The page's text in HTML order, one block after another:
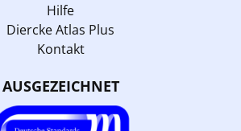
Hilfe
Diercke Atlas Plus
Kontakt
AUSGEZEICHNET